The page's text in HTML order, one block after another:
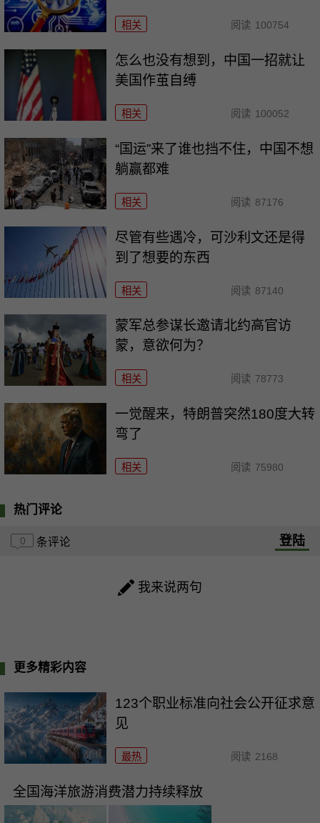
相关 阅读 100754
怎么也没有想到，中国一招就让
美国作茧自缚
相关 阅读 100052
“国运”来了谁也挡不住，中国不想
躺赢都难
相关 阅读 87176
尽管有些遇冷，可沙利文还是得
到了想要的东西
相关 阅读 87140
​蒙军总参谋长邀请北约高官访
蒙，意欲何为？
相关 阅读 78773
一觉醒来，特朗普突然180度大转
弯了
相关 阅读 75980
热门评论
0 条评论 登陆
我来说两句
更多精彩内容
123个职业标准向社会公开征求意
见
最热 阅读 2168
全国海洋旅游消费潜力持续释放